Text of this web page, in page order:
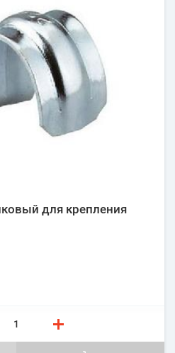
для крепления